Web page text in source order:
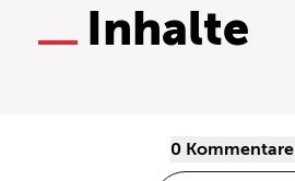
Inhalte
0 Kommentare